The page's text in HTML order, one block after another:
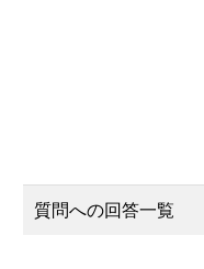
質問への回答一覧